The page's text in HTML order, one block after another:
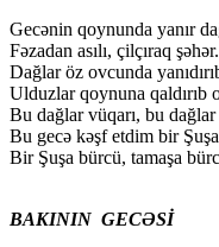
Gecənin qoynunda yanır
Fəzadan asılı, çilçıraq şəhər.
Dağlar öz ovcunda
Ulduzlar qoynuna qaldırıb
Bu dağlar vüqarı, bu
Bu gecə kəşf etdim bir
Bir Şuşa bürcü, tamaşa
BAKININ GECƏSİ